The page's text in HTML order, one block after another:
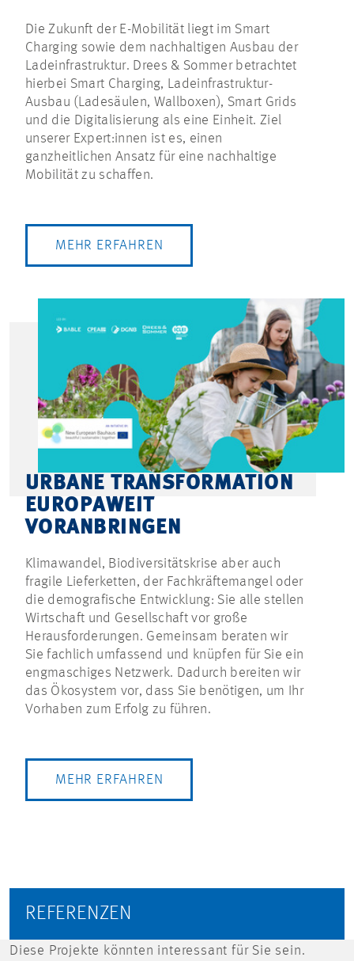
Die Zukunft der E-Mobilität liegt im Smart
Charging sowie dem nachhaltigen Ausbau der
Ladeinfrastruktur. Drees & Sommer betrachtet
hierbei Smart Charging, Ladeinfrastruktur-
Ausbau (Ladesäulen, Wallboxen), Smart Grids
und die Digitalisierung als eine Einheit. Ziel
unserer Expert:innen ist es, einen
ganzheitlichen Ansatz für eine nachhaltige
Mobilität zu schaffen.
MEHR ERFAHREN
URBANE TRANSFORMATION
EUROPAWEIT
VORANBRINGEN
Klimawandel, Biodiversitätskrise aber auch
fragile Lieferketten, der Fachkräftemangel oder
die demografische Entwicklung: Sie alle stellen
Wirtschaft und Gesellschaft vor große
Herausforderungen. Gemeinsam beraten wir
Sie fachlich umfassend und knüpfen für Sie ein
engmaschiges Netzwerk. Dadurch bereiten wir
das Ökosystem vor, dass Sie benötigen, um Ihr
Vorhaben zum Erfolg zu führen.
MEHR ERFAHREN
REFERENZEN
Diese Projekte könnten interessant für Sie sein.